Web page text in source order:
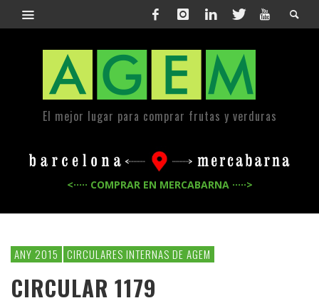
El mejor lugar para comprar frutas y verduras
<····· COMPRAR EN MERCABARNA ·····>
ANY 2015 CIRCULARES INTERNAS DE AGEM
CIRCULAR 1179